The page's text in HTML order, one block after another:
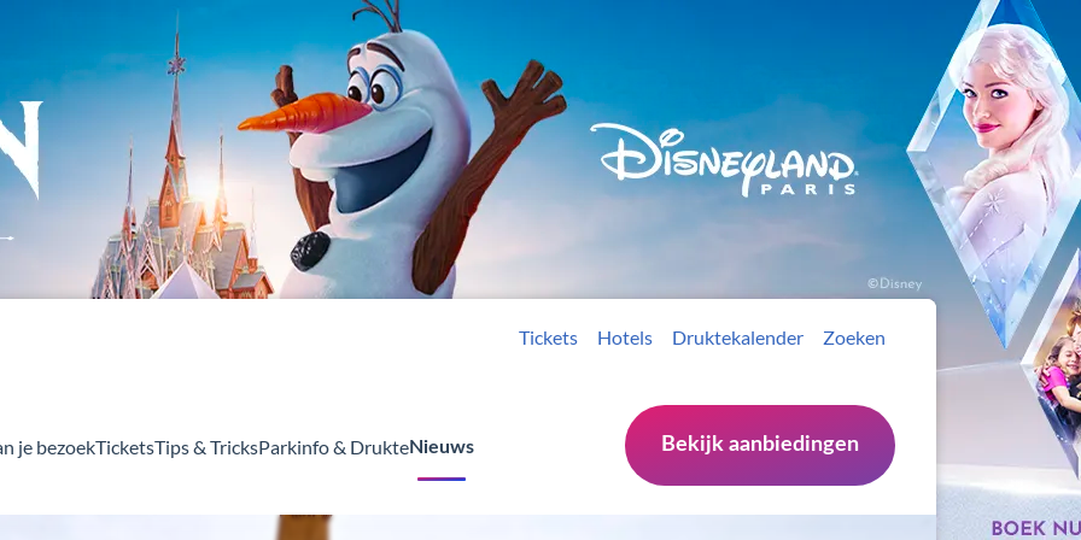
Tickets Hotels Druktekalender Zoeken
je bezoekTicketsTips & TricksParkinfo & DrukteNieuws Bekijk aanbiedingen